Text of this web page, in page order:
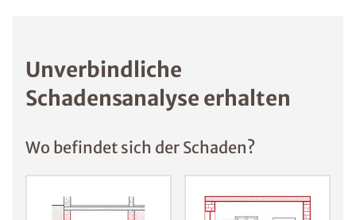
Unverbindliche
Schadensanalyse erhalten
Wo befindet sich der Schaden?